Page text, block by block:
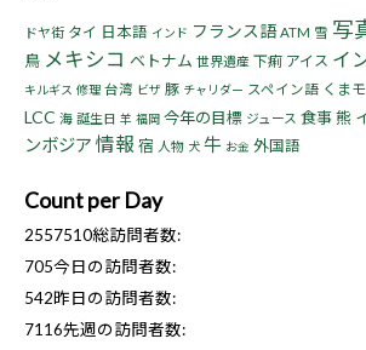
ドヤ街 タイ 日本語 インド フランス語 ATM 雪 写
鳥 メキシコ ベトナム 世界遺産 下痢 アイス イ
キルギス 修理 台湾 ビザ 豚 チャリダー スペイン語 くま
LCC 海 誕生日 羊 福岡 今年の目標 ジュース 食事熊
ンボジア 情報 宿 人物 犬 牛 お金 外国語
Count per Day
2557510総訪問者数:
705今日の訪問者数:
542昨日の訪問者数:
7116先週の訪問者数: